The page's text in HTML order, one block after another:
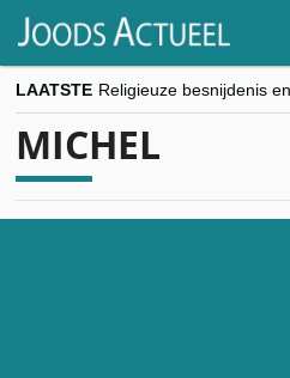
LAATSTE
MICHEL